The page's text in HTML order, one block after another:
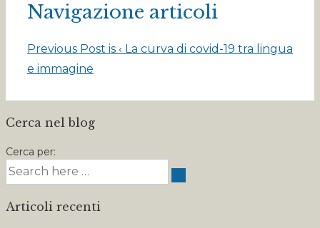
Navigazione articoli
Previous Post is ‹ La curva di covid-19 tra lingua
e immagine
Cerca nel blog
Cerca per:
Articoli recenti